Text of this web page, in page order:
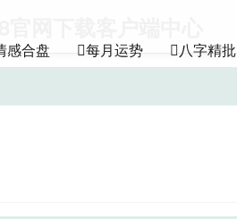
感合盘 每月运势 八字精批
网下载客户端中心